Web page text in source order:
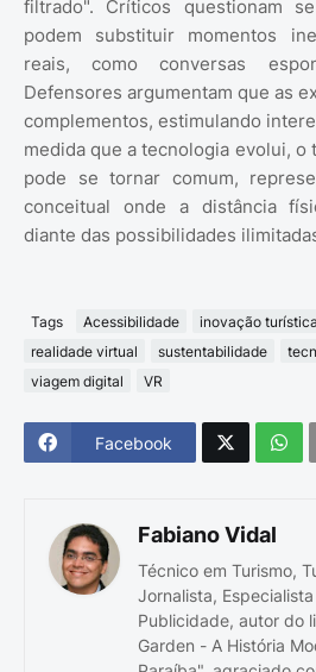
filtrado". Críticos questionam
podem substituir momentos
reais, como conversas
Defensores argumentam que as
complementos, estimulando
medida que a tecnologia evolui,
pode se tornar comum,
conceitual onde a distância
diante das possibilidades
Tags Acessibilidade inovação turística
realidade virtual
sustentabilidade
viagem digital
VR
Facebook
Fabiano Vidal
Técnico em Turismo,
Jornalista,
Publicidade, autor do
Garden - A História